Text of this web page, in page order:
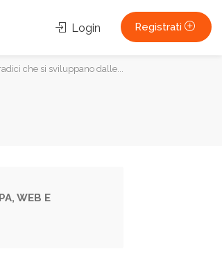
Login Registrati
che si sviluppano dalle...
WEB E